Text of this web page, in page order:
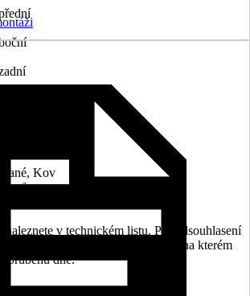
Kov
v m²
naleznete v technickém listu. Pro odsouhlasení
uveďte Vaše telefonní číslo, na kterém
průběhu dne.